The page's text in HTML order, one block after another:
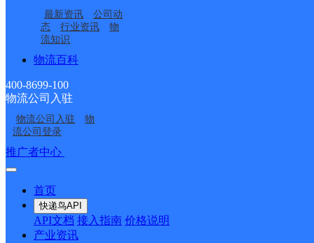
最新资讯
公司动
态
行业资讯
物
流知识
物流百科
400-8699-100
物流公司入驻
物流公司入驻
物
流公司登录
推广者中心
首页
快递鸟API
API文档 接入指南 价格说明
产业资讯
桃花服务部
肥西桃花镇
总部行政内件管理公司
合肥分部
安徽肥西县公司严店便
民寄存点分部
安徽肥西县公司官亭镇
便民寄存点
安徽肥西县公司肥西中
学便民寄存点分部
合肥肥西县花岗营业部
接口API
API接口 DEMO下载
关于我们